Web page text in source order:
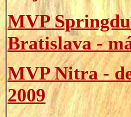
MVP
Bratislava -
MVP Nitra -
2009